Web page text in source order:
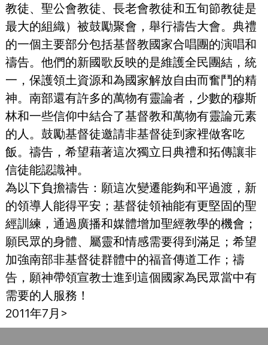
教徒、聖公會教徒、長老會教徒和五旬節教徒是
最大的組織）被鼓勵聚會，舉行禱告大會。典禮
的一個主要部分包括基督教國家合唱團的演唱和
禱告。他們的新國歌反映的是維護全民團結，統
一，保護領土資源和為國家解放自由而奮鬥的精
神。南部還有許多的萬物有靈論者，少數的穆斯
林和一些信仰中結合了基督教和萬物有靈論元素
的人。鼓勵基督徒邀請非基督徒到家裡做客吃
飯。禱告，希望藉著這次獨立日典禮和拓傳讓非
信徒能認識神。
為以下負擔禱告：願這次變遷能夠和平過渡，新
的領導人能得平安；基督徒領袖能有更堅固的聖
經訓練，通過廣播和媒體增加聖經教學的機會；
願民眾的身體、屬靈和情感需要得到滿足；希望
加強南部非基督徒群體中的福音傳道工作；禱
告，願神帶領宣教士進到這個國家為民眾當中有
需要的人服務！
2011年7月>